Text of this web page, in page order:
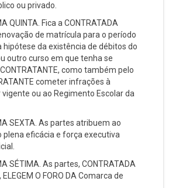
ou privado.
QUINTA. Fica a CONTRATADA
de matrícula para o período
hipótese da existência de débitos do
outro curso em que tenha se
como também pelo
cometer infrações à
vigente ou ao Regimento Escolar da
SEXTA. As partes atribuem ao
eficácia e força executiva
SÉTIMA. As partes, CONTRATADA
O FORO DA Comarca de